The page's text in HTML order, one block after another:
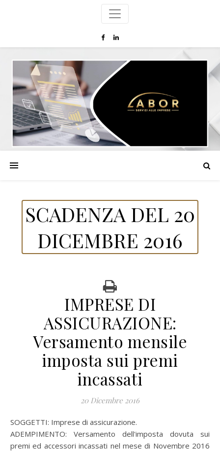
SCADENZA DEL 20
DICEMBRE 2016
IMPRESE DI
ASSICURAZIONE:
Versamento mensile
imposta sui premi
incassati
20 Dicembre 2016
SOGGETTI: Imprese di assicurazione.
ADEMPIMENTO: Versamento dell'imposta dovuta sui
premi ed accessori incassati nel mese di Novembre 2016